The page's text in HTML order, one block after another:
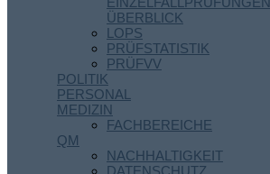
ÜBERBLICK
LOPS
PRÜFSTATISTIK
PRÜFVV
POLITIK
PERSONAL
MEDIZIN
FACHBEREICHE
QM
NACHHALTIGKEIT